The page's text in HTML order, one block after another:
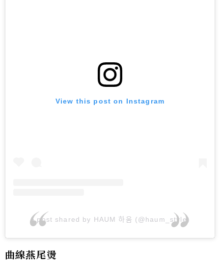
View this post on Instagram
A post shared by HAUM 하움 (@haum_style)
曲線燕尾燙